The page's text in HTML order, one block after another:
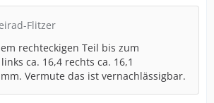
Flitzer
rechteckigen Teil bis zum
ca. 16,4 rechts ca. 16,1
Vermute das ist vernachlässigbar.